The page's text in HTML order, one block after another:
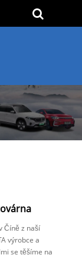
Číně z naší
výrobce a
se těšíme na